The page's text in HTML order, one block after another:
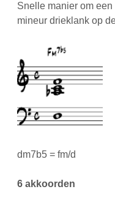
Snelle manier om
mineur drieklank op
dm7b5 = fm/d
6 akkoorden